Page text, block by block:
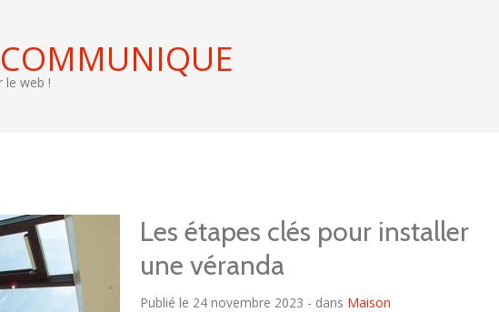
le web !
Les étapes clés pour installer
une véranda
Publié le 24 novembre 2023 - dans Maison